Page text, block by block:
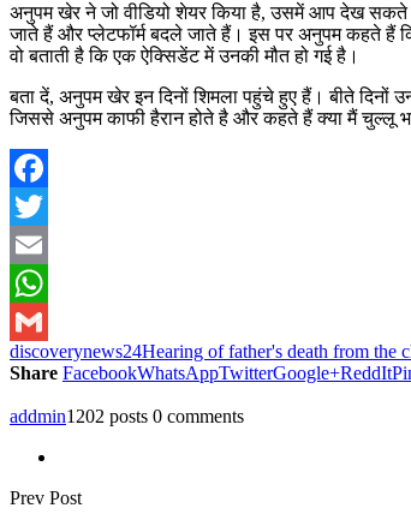
अनुपम खेर ने जो वीडियो शेयर किया है, उसमें आप देख सकते
जाते हैं और प्लेटफॉर्म बदले जाते हैं। इस पर अनुपम कहते हैं
वो बताती है कि एक ऐक्सिडेंट में उनकी मौत हो गई है।
बता दें, अनुपम खेर इन दिनों शिमला पहुंचे हुए हैं। बीते दिनों
जिससे अनुपम काफी हैरान होते है और कहते हैं क्या मैं चुल्लू
Facebook
Twitter
Email
WhatsApp
Gmail
discoverynews24Hearing of father's death from the
Share FacebookWhatsAppTwitterGoogle+ReddIt
addmin1202 posts 0 comments
Prev Post